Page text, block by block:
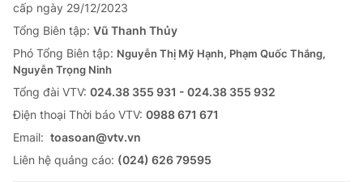
cấp ngày 29/12/2023
Tổng Biên tập: Vũ Thanh Thủy
Phó Tổng Biên tập: Nguyễn Thị Mỹ Hạnh, Phạm Quốc Thắng,
Nguyễn Trọng Ninh
Tổng đài VTV: 024.38 355 931 - 024.38 355 932
Ðiện thoại Thời báo VTV: 0988 671 671
Email: toasoan@vtv.vn
Liên hệ quảng cáo: (024) 626 79595